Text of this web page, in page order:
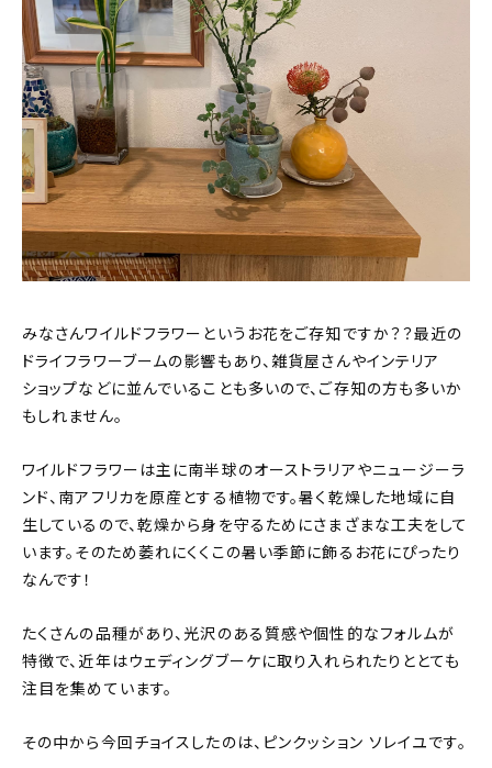
みなさんワイルドフラワーというお花をご存知ですか？？最近の
ドライフラワーブームの影響もあり、雑貨屋さんやインテリア
ショップなどに並んでいることも多いので、ご存知の方も多いか
もしれません。
ワイルドフラワーは主に南半球のオーストラリアやニュージーラ
ンド、南アフリカを原産とする植物です。暑く乾燥した地域に自
生しているので、乾燥から身を守るためにさまざまな工夫をして
います。そのため萎れにくくこの暑い季節に飾るお花にぴったり
なんです！
たくさんの品種があり、光沢のある質感や個性的なフォルムが
特徴で、近年はウェディングブーケに取り入れられたりととても
注目を集めています。
その中から今回チョイスしたのは、ピンクッション ソレイユです。